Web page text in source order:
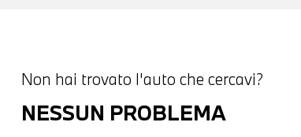
Non hai trovato l'auto che cercavi?
NESSUN PROBLEMA